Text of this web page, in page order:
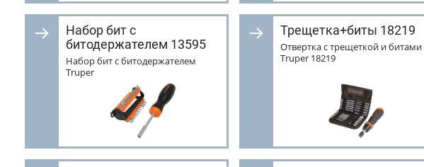
Набор бит с
битодержателем 13595
Набор бит с битодержателем
Truper
Трещетка+биты 18219
Отвертка с трещеткой и битами
Truper 18219